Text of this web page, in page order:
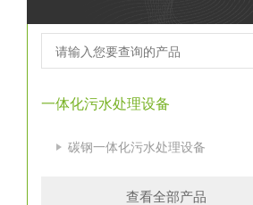
一体化污水处理设备
碳钢一体化污水处理设备
查看全部产品